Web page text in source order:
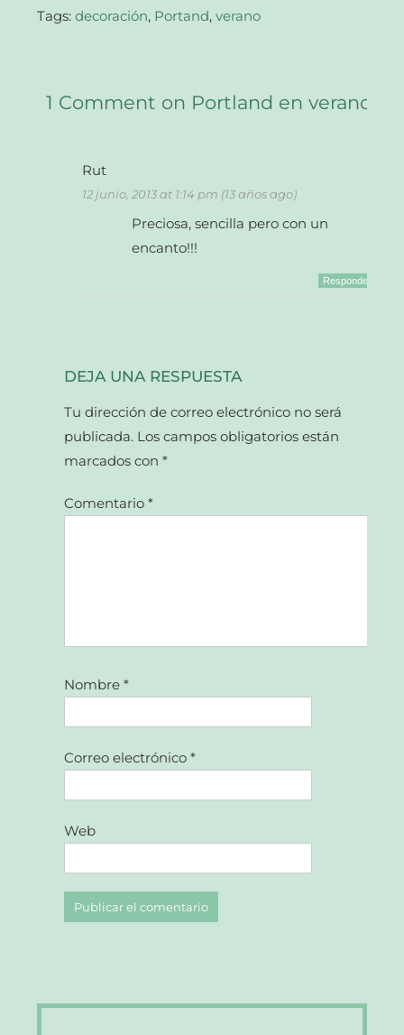
Tags:decoración, Portand,verano
1 Comment on Portland en verano
Rut
12 junio, 2013 at 1:14 pm (13 años ago)
Preciosa, sencilla pero con un
encanto!!!
Responder
DEJA UNA RESPUESTA
Tu dirección de correo electrónico no será
publicada. Los campos obligatorios están
marcados con*
Comentario*
Nombre*
Correo electrónico*
Web